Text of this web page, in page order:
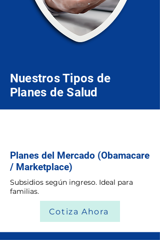
Nuestros Tipos de
Planes de Salud
Planes del Mercado (Obamacare
/ Marketplace)
Subsidios según ingreso. Ideal para
familias.
Cotiza Ahora